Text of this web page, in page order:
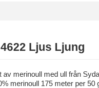
Ljus Ljung
merinoull med ull från
merinoull 175 meter per 50